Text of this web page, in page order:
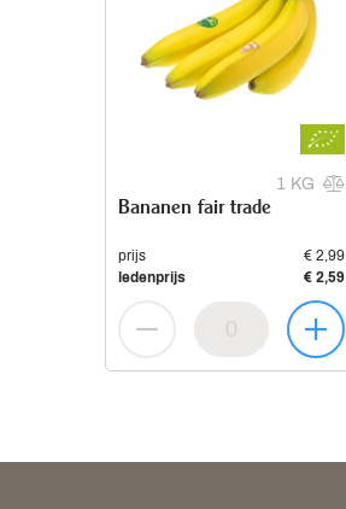
1 KG
Bananen fair trade
prijs
€ 2,99
ledenprijs
€ 2,59